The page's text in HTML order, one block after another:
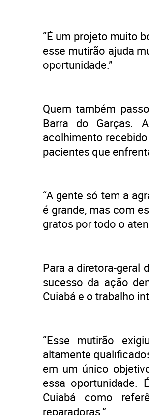
“É um projeto muito
esse mutirão ajuda
oportunidade.”
Quem também
Barra do Garças.
acolhimento
pacientes que
“A gente só tem a
é grande, mas com
gratos por todo o
Para a diretora-geral
sucesso da ação
Cuiabá e o trabalho
“Esse mutirão
altamente
em um único
essa oportunidade.
Cuiabá como
reparadoras.”